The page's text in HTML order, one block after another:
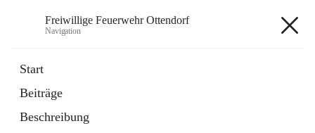
Freiwillige Feuerwehr Ottendorf
Navigation
Start
Beiträge
Beschreibung